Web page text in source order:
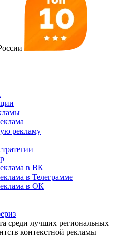
рекламу
в ВК
в Телеграмме
в ОК
cреди лучших региональных
контекстной рекламы